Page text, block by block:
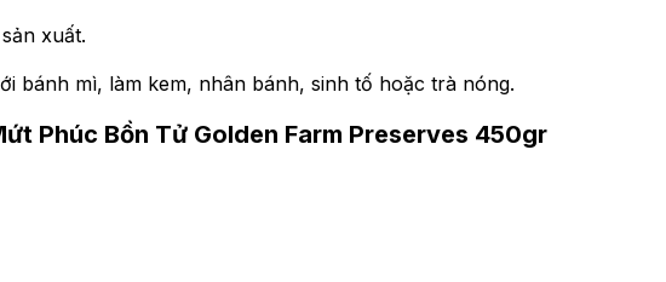
xuất.
bánh mì, làm kem, nhân bánh, sinh tố hoặc trà nóng.
Phúc Bồn Tử Golden Farm Preserves 450gr